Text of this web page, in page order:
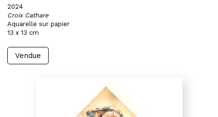
2024
Croix Cathare
Aquarelle sur papier
13 x 13 cm
Vendue